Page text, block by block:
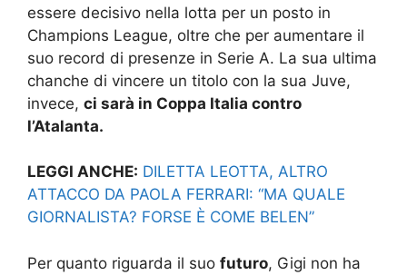
essere decisivo nella lotta per un posto in
Champions League, oltre che per aumentare il
suo record di presenze in Serie A. La sua ultima
chanche di vincere un titolo con la sua Juve,
invece, ci sarà in Coppa Italia contro
l’Atalanta.
LEGGI ANCHE: DILETTA LEOTTA, ALTRO
ATTACCO DA PAOLA FERRARI: “MA QUALE
GIORNALISTA? FORSE È COME BELEN”
Per quanto riguarda il suo futuro, Gigi non ha